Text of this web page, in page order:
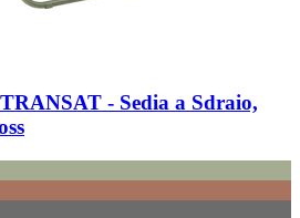
-​ Sedia a Sdraio,